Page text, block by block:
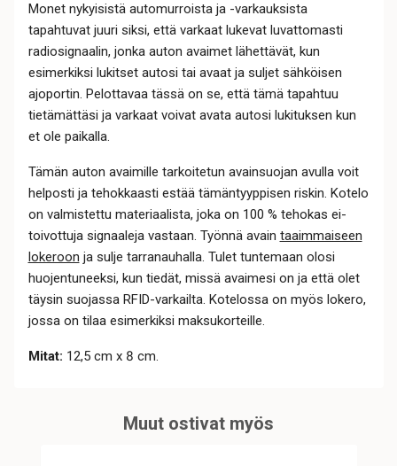
Monet nykyisistä automurroista ja -varkauksista
tapahtuvat juuri siksi, että varkaat lukevat luvattomasti
radiosignaalin, jonka auton avaimet lähettävät, kun
esimerkiksi lukitset autosi tai avaat ja suljet sähköisen
ajoportin. Pelottavaa tässä on se, että tämä tapahtuu
tietämättäsi ja varkaat voivat avata autosi lukituksen kun
et ole paikalla.
Tämän auton avaimille tarkoitetun avainsuojan avulla voit
helposti ja tehokkaasti estää tämäntyyppisen riskin. Kotelo
on valmistettu materiaalista, joka on 100 % tehokas ei-
toivottuja signaaleja vastaan. Työnnä avain taaimmaiseen
lokeroon ja sulje tarranauhalla. Tulet tuntemaan olosi
huojentuneeksi, kun tiedät, missä avaimesi on ja että olet
täysin suojassa RFID-varkailta. Kotelossa on myös lokero,
jossa on tilaa esimerkiksi maksukorteille.
Mitat: 12,5 cm x 8 cm.
Muut ostivat myös